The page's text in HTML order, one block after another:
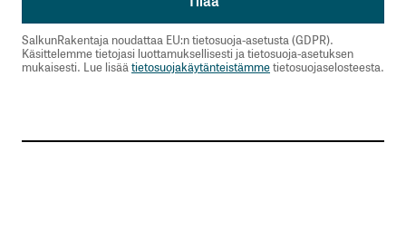
SalkunRakentaja noudattaa EU:n tietosuoja-asetusta (GDPR).
Käsittelemme tietojasi luottamuksellisesti ja tietosuoja-asetuksen
mukaisesti. Lue lisäätietosuojakäytänteistämmetietosuojaselosteesta.